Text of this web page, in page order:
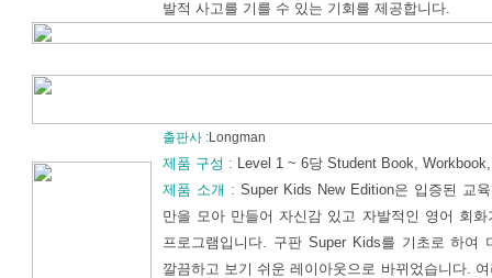
발적 사고를 기를 수 있는 기회를 제공합니다.
출판사 :Longman
제품 구성 : Level 1 ~ 6당 Student Book,
제품 소개 : Super Kids New Edition은 입증된 교
만을 모아 만들어 자신감 있고 자발적인 영어 회화
프로그램입니다. 구판 Super Kids를 기초로 하여
깔끔하고 보기 쉬운 레이아웃으로 바뀌었습니다.